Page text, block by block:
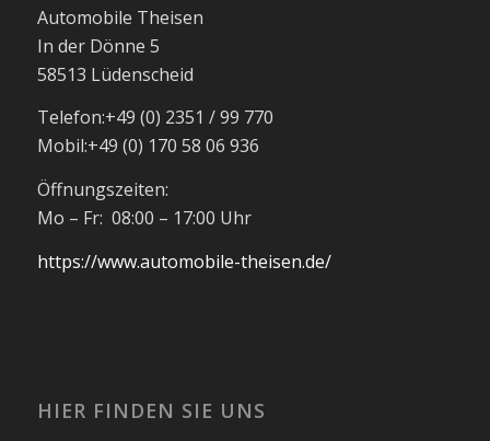
Automobile Theisen
In der Dönne 5
58513 Lüdenscheid
Telefon:+49 (0) 2351 / 99 770
Mobil:+49 (0) 170 58 06 936
Öffnungszeiten:
Mo – Fr: 08:00 – 17:00 Uhr
https://www.automobile-theisen.de/
HIER FINDEN SIE UNS